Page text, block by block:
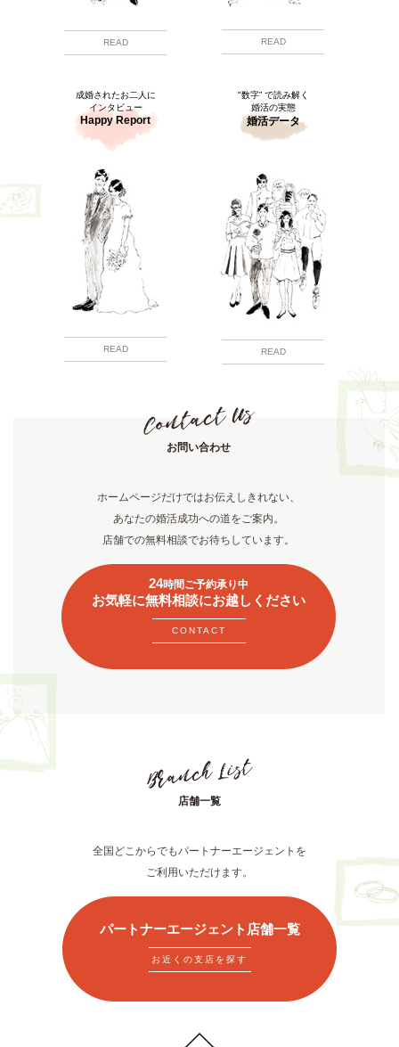
READ READ
成婚されたお二人に
インタビュー
Happy Report
READ
"数字” で読み解く
婚活の実態
婚活データ
READ
お問い合わせ
ホームページだけではお伝えしきれない、
あなたの婚活成功への道をご案内。
店舗での無料相談でお待ちしています。
24時間ご予約承り中
お気軽に無料相談にお越しください
CONTACT
店舗一覧
全国どこからでもパートナーエージェントを
ご利用いただけます。
パートナーエージェント店舗一覧
お近くの支店を探す